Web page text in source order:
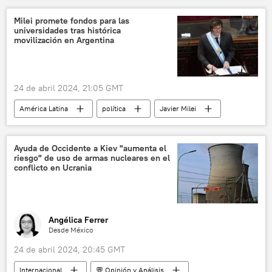
Comisión Intergubernamental
La Habana
📈 Mercados y finanzas
Milei promete fondos para las
universidades tras histórica
movilización en Argentina
24 de abril 2024, 21:05 GMT
América Latina política
Javier Milei
Cristina Fernández de Kirchner
Argentina
Universidad de Buenos Aires (UBA)
La Libertad Avanza
📈 Mercados y finanzas
Ayuda de Occidente a Kiev "aumenta el
riesgo" de uso de armas nucleares en el
conflicto en Ucrania
Angélica Ferrer
Desde México
24 de abril 2024, 20:45 GMT
Internacional 💬 Opinión y Análisis